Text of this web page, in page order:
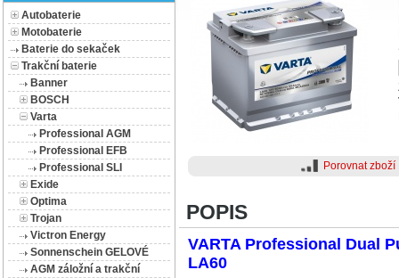
Autobaterie
Motobaterie
Baterie do sekaček
Trakční baterie
Banner
BOSCH
Varta
Professional AGM
Professional EFB
Professional SLI
(STARTER)
Exide
Optima
Trojan
Victron Energy
Sonnenschein GELOVÉ
AGM záložní a trakční
Porovnat zboží
POPIS
VARTA Professional Dual
LA60